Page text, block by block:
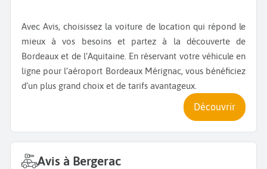
Avec Avis, choisissez la voiture de location qui répond le
mieux à vos besoins et partez à la découverte de
Bordeaux et de l’Aquitaine. En réservant votre véhicule en
ligne pour l’aéroport Bordeaux Mérignac, vous bénéficiez
d’un plus grand choix et de tarifs avantageux.
Découvrir
Avis à Bergerac